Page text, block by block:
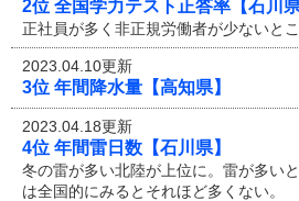
2位 全国学力テスト正答率【石川県
正社員が多く非正規労働者が少ないと
2023.04.10更新
3位 年間降水量【高知県】
2023.04.18更新
4位 年間雷日数【石川県】
冬の雷が多い北陸が上位に。雷が多い
は全国的にみるとそれほど多くない。